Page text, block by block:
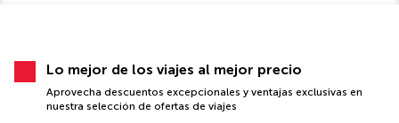
Lo mejor de los viajes al mejor precio
Aprovecha descuentos excepcionales y ventajas exclusivas en
nuestra selección de ofertas de viajes